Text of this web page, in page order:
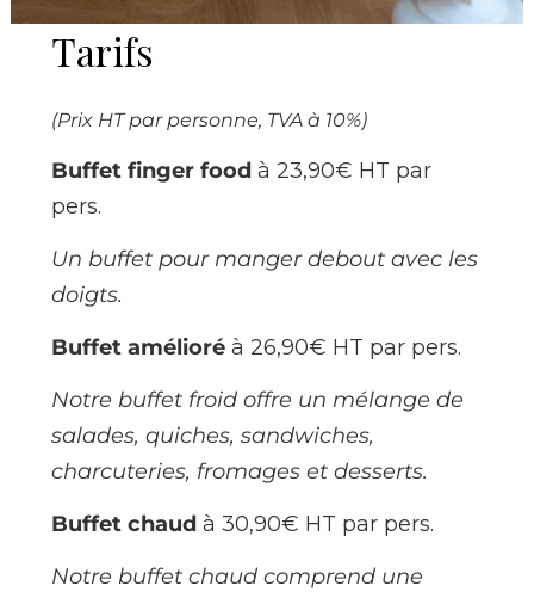
Tarifs
(Prix HT par personne, TVA à 10%)
Buffet finger foodà 23,90€ HT par
pers.
Un buffet pour manger debout avec les
doigts.
Buffet amélioréà 26,90€ HT par pers.
Notre buffet froid offre un mélange de
salades, quiches, sandwiches,
charcuteries, fromages et desserts.
Buffet chaudà 30,90€ HT par pers.
Notre buffet chaud comprend une